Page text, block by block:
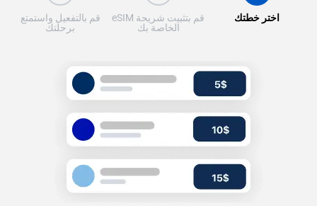
اختر خطتك
قم بتثبيت شريحة eSIM
الخاصة بك
قم بالتفعيل واستمتع
برحلتك